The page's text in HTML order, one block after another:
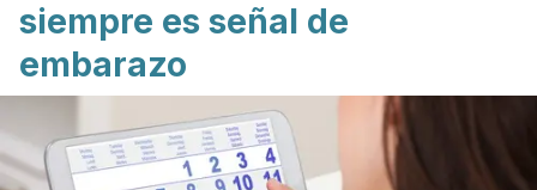
siempre es señal de
embarazo